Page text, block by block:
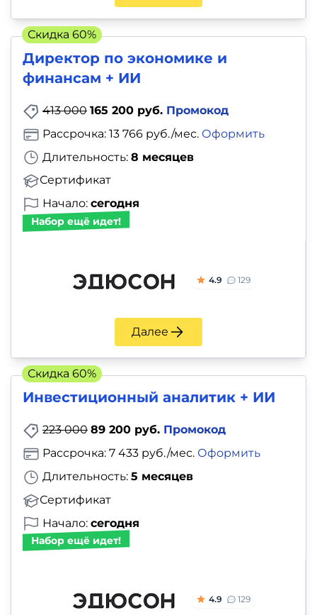
Директор по экономике и
финансам + ИИ
413 000 165 200 руб. Промокод
Длительность: 8 месяцев
Сертификат
Рассрочка: 13 766 руб./мес. Оформить
Начало: сегодня
Набор ещё идет!
4.9 129
Далее
Скидка 60%
Инвестиционный аналитик + ИИ
223 000 89 200 руб. Промокод
Длительность: 5 месяцев
Сертификат
Рассрочка: 7 433 руб./мес. Оформить
Начало: сегодня
Набор ещё идет!
4.9 129
Скидка 60%